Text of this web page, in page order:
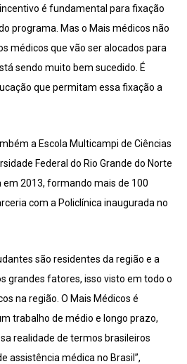
é fundamental para fixação
programa. Mas o Mais médicos não
médicos que vão ser alocados para
sendo muito bem sucedido. É
que permitam essa fixação a
a Escola Multicampi de Ciências
Federal do Rio Grande do Norte
em 2013, formando mais de 100
com a Policlínica inaugurada no
são residentes da região e a
grandes fatores, isso visto em todo o
na região. O Mais Médicos é
trabalho de médio e longo prazo,
realidade de termos brasileiros
assistência médica no Brasil”,